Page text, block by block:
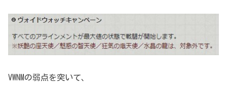
VWNMの弱点を突いて、